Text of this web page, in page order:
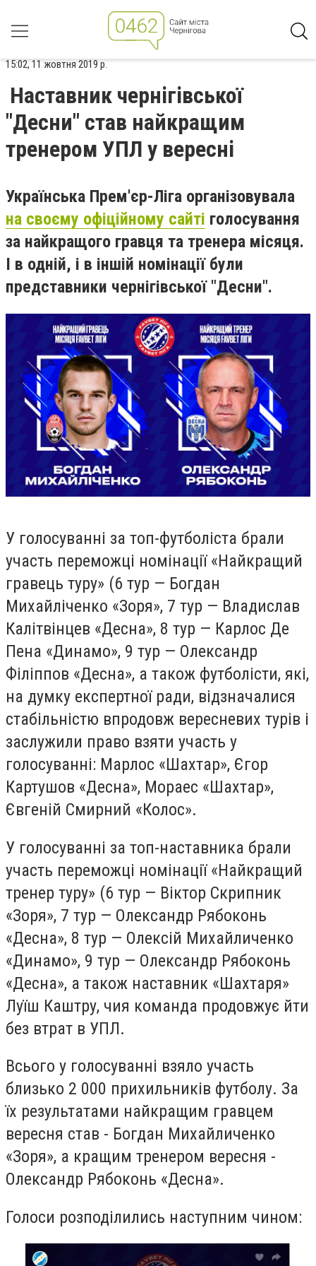
15:02, 11 жовтня 2019 р.
Наставник чернігівської
"Десни" став найкращим
тренером УПЛ у вересні
Українська Прем'єр-Ліга організовувала
на своєму офіційному сайті голосування
за найкращого гравця та тренера місяця.
І в одній, і в іншій номінації були
представники чернігівської "Десни".
У голосуванні за топ-футболіста брали
участь переможці номінації «Найкращий
гравець туру» (6 тур — Богдан
Михайліченко «Зоря», 7 тур — Владислав
Калітвінцев «Десна», 8 тур — Карлос Де
Пена «Динамо», 9 тур — Олександр
Філіппов «Десна», а також футболісти, які,
на думку експертної ради, відзначалися
стабільністю впродовж вересневих турів і
заслужили право взяти участь у
голосуванні: Марлос «Шахтар», Єгор
Картушов «Десна», Мораес «Шахтар»,
Євгеній Смирний «Колос».
У голосуванні за топ-наставника брали
участь переможці номінації «Найкращий
тренер туру» (6 тур — Віктор Скрипник
«Зоря», 7 тур — Олександр Рябоконь
«Десна», 8 тур — Олексій Михайличенко
«Динамо», 9 тур — Олександр Рябоконь
«Десна», а також наставник «Шахтаря»
Луїш Каштру, чия команда продовжує йти
без втрат в УПЛ.
Всього у голосуванні взяло участь
близько 2 000 прихильників футболу. За
їх результатами найкращим гравцем
вересня став - Богдан Михайличенко
«Зоря», а кращим тренером вересня -
Олександр Рябоконь «Десна».
Голоси розподілились наступним чином: